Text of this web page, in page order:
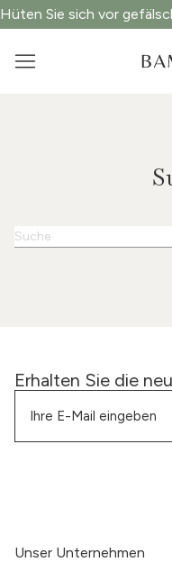
Erhalten Sie die
Unser Unternehmen